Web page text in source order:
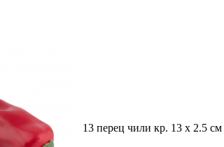
13 перец чили кр. 13 х 2.5 см